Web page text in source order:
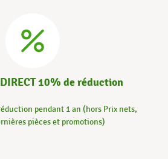
10% de réduction
pendant 1 an (hors Prix nets,
pièces et promotions)